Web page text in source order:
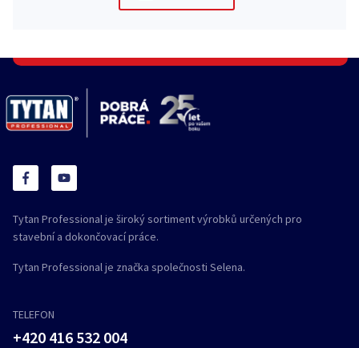
Tytan Professional je široký sortiment výrobků určených pro
stavební a dokončovací práce.
Tytan Professional je značka společnosti Selena.
TELEFON
+420 416 532 004